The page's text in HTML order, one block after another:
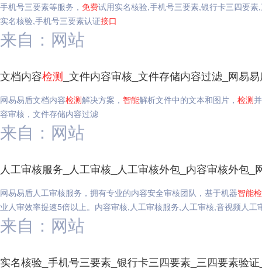
手机号三要素等服务， 免费试用实名核验,手机号三要素,银行卡三四要
实名核验,手机号三要素认证接口
来自：网站
文档内容检测 _文件内容审核_文件存储内容过滤_网易
网易易盾文档内容检测解决方案， 智能解析文件中的文本和图片， 检测
容审核，文件存储内容过滤
来自：网站
人工审核服务_人工审核_人工审核外包_内容审核外包_
网易易盾人工审核服务，拥有专业的内容安全审核团队，基于机器智能
业人审效率提速5倍以上。内容审核,人工审核服务,人工审核,音视频人
来自：网站
实名核验_手机号三要素_银行卡三四要素_三四要素验